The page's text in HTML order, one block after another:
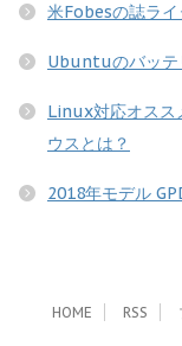
米Fobesの誌ラ
Ubuntuのバッテ
Linux対応オスス
ウスとは？
2018年モデル
HOME RSS